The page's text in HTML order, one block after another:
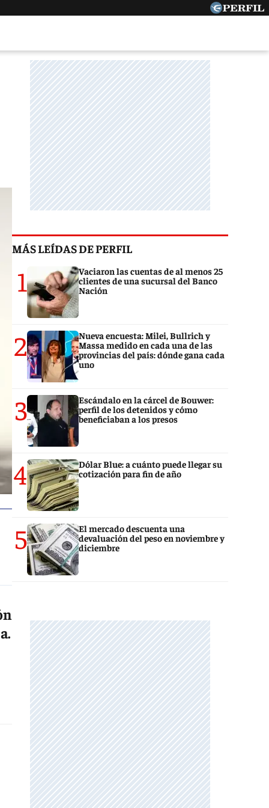
MÁS LEÍDAS DE PERFIL
1
Vaciaron las cuentas de al menos 25
clientes de una sucursal del Banco
Nación
2
Nueva encuesta: Milei, Bullrich y
Massa medido en cada una de las
provincias del país: dónde gana cada
uno
3
Escándalo en la cárcel de Bouwer:
perfil de los detenidos y cómo
beneficiaban a los presos
4
Dólar Blue: a cuánto puede llegar su
cotización para fin de año
5
El mercado descuenta una
devaluación del peso en noviembre y
diciembre